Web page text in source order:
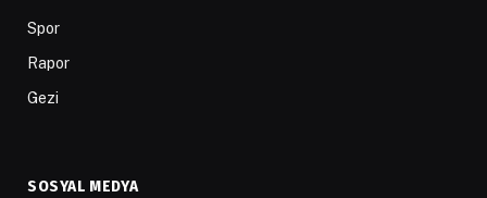
Spor
Rapor
Gezi
SOSYAL MEDYA